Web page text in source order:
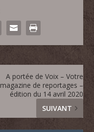
A portée de Voix – Votre
magazine de reportages –
édition du 14 avril 2020
SUIVANT